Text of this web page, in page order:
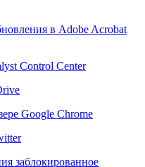
в Adobe Acrobat
Control Center
Google Chrome
заблокированное